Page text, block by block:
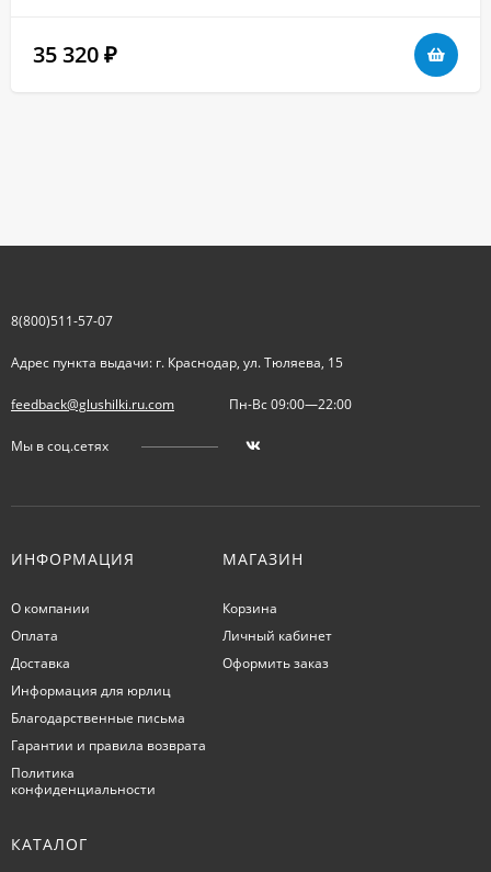
35 320 ₽
8(800)511-57-07
Адрес пункта выдачи: г. Краснодар, ул. Тюляева, 15
feedback@glushilki.ru.com Пн-Вс 09:00—22:00
Мы в соц.сетях
ИНФОРМАЦИЯ
О компании
Оплата
Доставка
Информация для юрлиц
Благодарственные письма
Гарантии и правила возврата
Политика
конфиденциальности
МАГАЗИН
Корзина
Личный кабинет
Оформить заказ
КАТАЛОГ